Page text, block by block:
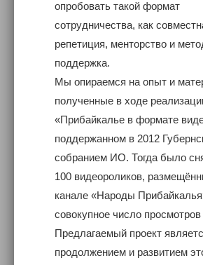
опробовать такой формат
сотрудничества, как
репетиция, менторство и
поддержка.
Мы опираемся на опыт и
полученные в ходе
«Прибайкалье в формате
поддержанном в 2012
собранием ИО. Тогда было
100 видеороликов,
канале «Народы
совокупное число
Предлагаемый проект
продолжением и развитием